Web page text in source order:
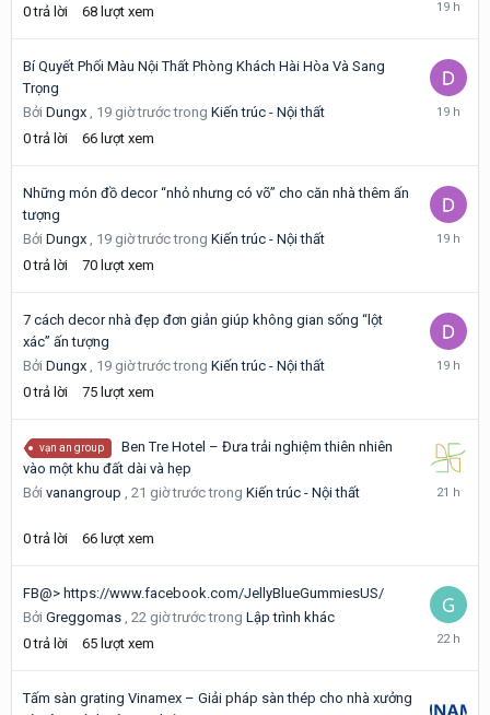
0 trả lời 68 lượt xem
Bí Quyết Phối Màu Nội Thất Phòng Khách Hài Hòa Và Sang
Trọng
Bởi Dungx , 19 giờ trướctrong Kiến trúc - Nội thất
0 trả lời 66 lượt xem
19
Những món đồ decor “nhỏ nhưng có võ” cho căn nhà thêm ấn
tượng
Bởi Dungx , 19 giờ trướctrong Kiến trúc - Nội thất
0 trả lời 70 lượt xem
19
7 cách decor nhà đẹp đơn giản giúp không gian sống “lột
xác” ấn tượng
Bởi Dungx , 19 giờ trướctrong Kiến trúc - Nội thất
0 trả lời 75 lượt xem
19
vạn an group
Ben Tre Hotel – Đưa trải nghiệm thiên nhiên
vào một khu đất dài và hẹp
Bởi vanangroup , 21 giờ trướctrong Kiến trúc - Nội thất
0 trả lời 66 lượt xem
21
FB@> https://www.facebook.com/JellyBlueGummiesUS/
Bởi Greggomas , 22 giờ trướctrong Lập trình khác
0 trả lời 65 lượt xem
22
Tấm sàn grating Vinamex – Giải pháp sàn thép cho nhà xưởng